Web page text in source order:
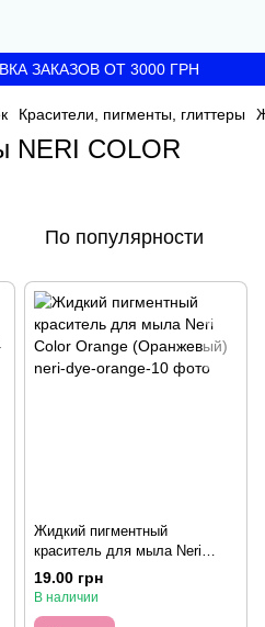
ЗАКАЗОВ ОТ 3000 ГРН
Красители, пигменты, глиттеры
NERI COLOR
По популярности
Жидкий пигментный
краситель для мыла Neri
Color Orange (Оранжевый), 10
грамм
19.00 грн
В наличии